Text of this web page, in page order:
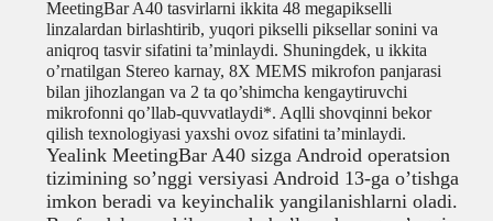
MeetingBar A40 tasvirlarni ikkita 48 megapikselli
linzalardan birlashtirib, yuqori pikselli piksellar sonini va
aniqroq tasvir sifatini ta’minlaydi. Shuningdek, u ikkita
o’rnatilgan Stereo karnay, 8X MEMS mikrofon panjarasi
bilan jihozlangan va 2 ta qo’shimcha kengaytiruvchi
mikrofonni qo’llab-quvvatlaydi*. Aqlli shovqinni bekor
qilish texnologiyasi yaxshi ovoz sifatini ta’minlaydi.
Yealink MeetingBar A40 sizga Android operatsion
tizimining so’nggi versiyasi Android 13-ga o’tishga
imkon beradi va keyinchalik yangilanishlarni oladi.